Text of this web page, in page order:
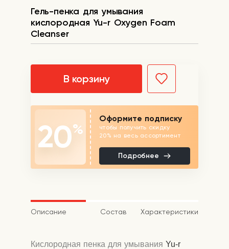
Гель-пенка для умывания
кислородная Yu-r Oxygen Foam
Cleanser
В корзину
20%
Оформите подписку
чтобы получить скидку
20% на весь ассортимент
Подробнее
Описание Состав Характеристики
Кислородная пенка для умывания Yu-r